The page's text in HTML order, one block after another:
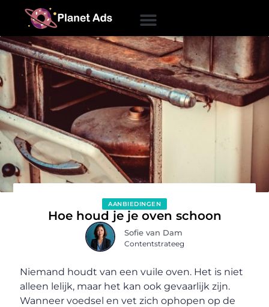
AANBIEDINGEN
Hoe houd je je oven schoon
Sofie van Dam
Contentstrateeg
Niemand houdt van een vuile oven. Het is niet
alleen lelijk, maar het kan ook gevaarlijk zijn.
Wanneer voedsel en vet zich ophopen op de